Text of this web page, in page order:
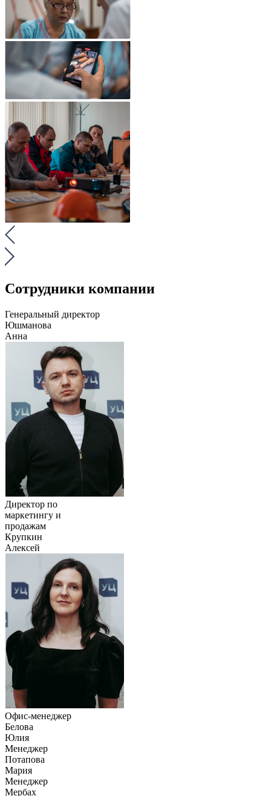
Сотрудники компании
Генеральный директор
Юшманова
Анна
Директор по
маркетингу и
продажам
Крупкин
Алексей
Офис-менеджер
Белова
Юлия
Менеджер
Потапова
Мария
Менеджер
Мербах